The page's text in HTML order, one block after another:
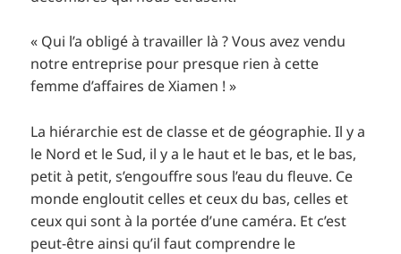
« Qui l’a obligé à travailler là ? Vous avez vendu
notre entreprise pour presque rien à cette
femme d’affaires de Xiamen ! »
La hiérarchie est de classe et de géographie. Il y a
le Nord et le Sud, il y a le haut et le bas, et le bas,
petit à petit, s’engouffre sous l’eau du fleuve. Ce
monde engloutit celles et ceux du bas, celles et
ceux qui sont à la portée d’une caméra. Et c’est
peut-être ainsi qu’il faut comprendre le